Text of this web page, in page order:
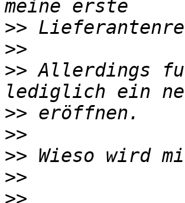
>>
>>
>> Allerdings
>>
>>
>>
>>
>>